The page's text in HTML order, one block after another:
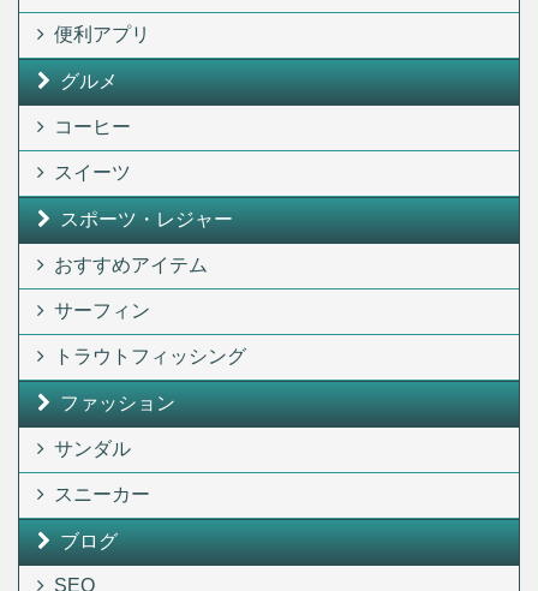
便利アプリ
グルメ
コーヒー
スイーツ
スポーツ・レジャー
おすすめアイテム
サーフィン
トラウトフィッシング
ファッション
サンダル
スニーカー
ブログ
SEO